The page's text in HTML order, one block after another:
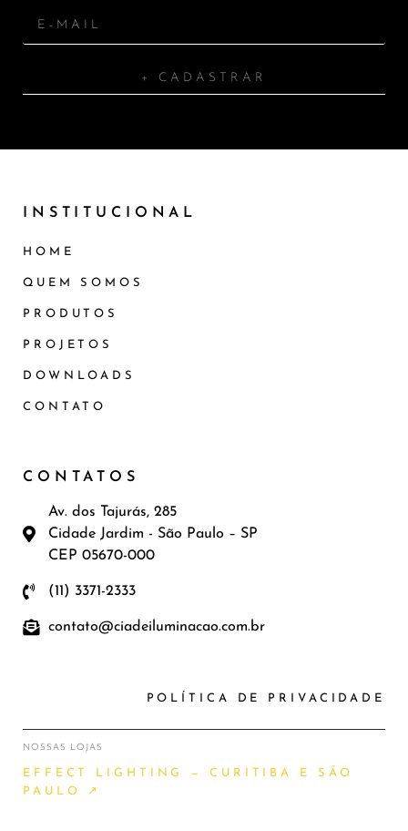
+ CADASTRAR
INSTITUCIONAL
HOME
QUEM SOMOS
PRODUTOS
PROJETOS
DOWNLOADS
CONTATO
CONTATOS
Av. dos Tajurás, 285
Cidade Jardim - São Paulo – SP
CEP 05670-000
(11) 3371-2333
contato@ciadeiluminacao.com.br
POLÍTICA DE PRIVACIDADE
NOSSAS LOJAS
EFFECT LIGHTING — CURITIBA E SÃO
PAULO ↗